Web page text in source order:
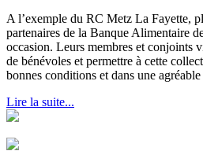
A l’exemple du RC Metz La Fayette,
partenaires de la Banque Alimentaire
occasion. Leurs membres et conjoints
de bénévoles et permettre à cette
bonnes conditions et dans une
Lire la suite...